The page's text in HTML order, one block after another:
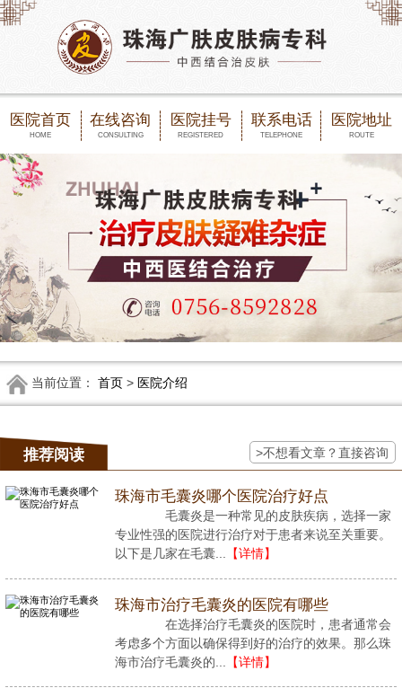
医院首页
HOME
在线咨询
CONSULTING
医院挂号
REGISTERED
联系电话
TELEPHONE
医院地址
ROUTE
当前位置： 首页> 医院介绍
推荐阅读 >不想看文章？直接咨询
珠海市毛囊炎哪个医院治疗好点
毛囊炎是一种常见的皮肤疾病，选择一家
专业性强的医院进行治疗对于患者来说至关重要。
以下是几家在毛囊...
【详情】
珠海市治疗毛囊炎的医院有哪些
在选择治疗毛囊炎的医院时，患者通常会
考虑多个方面以确保得到好的治疗的效果。那么珠
海市治疗毛囊炎的...
【详情】